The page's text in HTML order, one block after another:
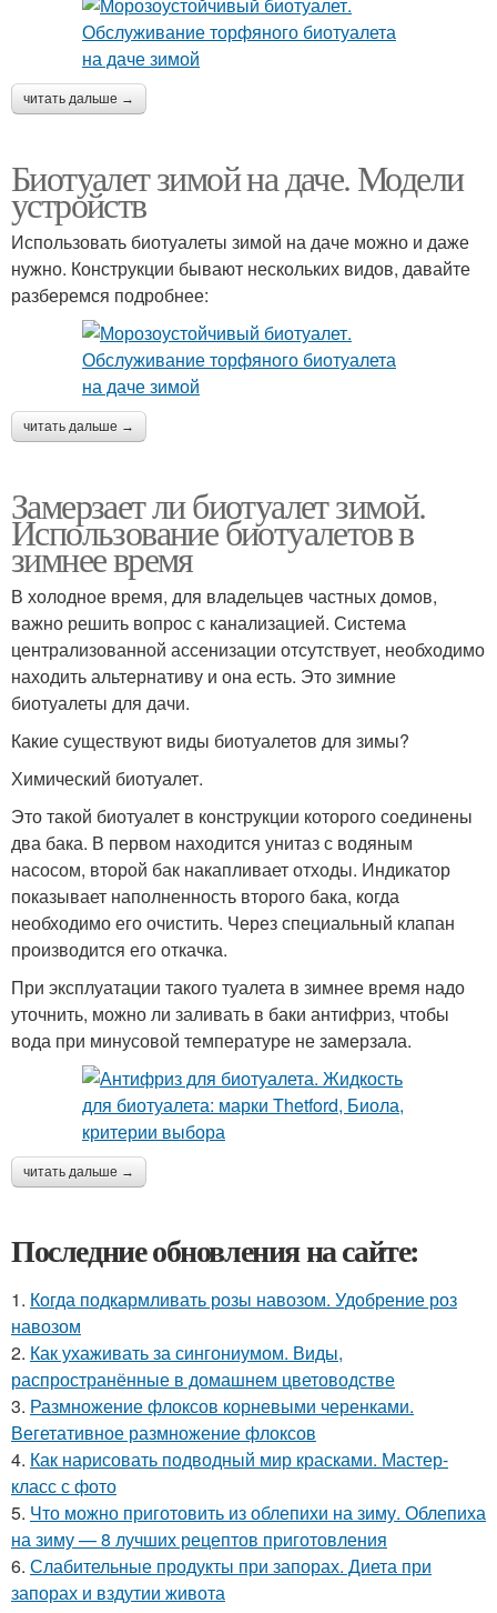
читать дальше →
Биотуалет зимой на даче. Модели
устройств
Использовать биотуалеты зимой на даче можно и даже
нужно. Конструкции бывают нескольких видов, давайте
разберемся подробнее:
читать дальше →
Замерзает ли биотуалет зимой.
Использование биотуалетов в
зимнее время
В холодное время, для владельцев частных домов,
важно решить вопрос с канализацией. Система
централизованной ассенизации отсутствует, необходимо
находить альтернативу и она есть. Это зимние
биотуалеты для дачи.
Какие существуют виды биотуалетов для зимы?
Химический биотуалет.
Это такой биотуалет в конструкции которого соединены
два бака. В первом находится унитаз с водяным
насосом, второй бак накапливает отходы. Индикатор
показывает наполненность второго бака, когда
необходимо его очистить. Через специальный клапан
производится его откачка.
При эксплуатации такого туалета в зимнее время надо
уточнить, можно ли заливать в баки антифриз, чтобы
вода при минусовой температуре не замерзала.
читать дальше →
Последние обновления на сайте:
1. Когда подкармливать розы навозом. Удобрение роз
навозом
2. Как ухаживать за сингониумом. Виды,
распространённые в домашнем цветоводстве
3. Размножение флоксов корневыми черенками.
Вегетативное размножение флоксов
4. Как нарисовать подводный мир красками. Мастер-
класс с фото
5. Что можно приготовить из облепихи на зиму. Облепиха
на зиму — 8 лучших рецептов приготовления
6. Слабительные продукты при запорах. Диета при
запорах и вздутии живота